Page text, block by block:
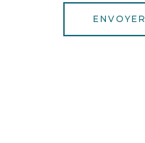
ENVOYER